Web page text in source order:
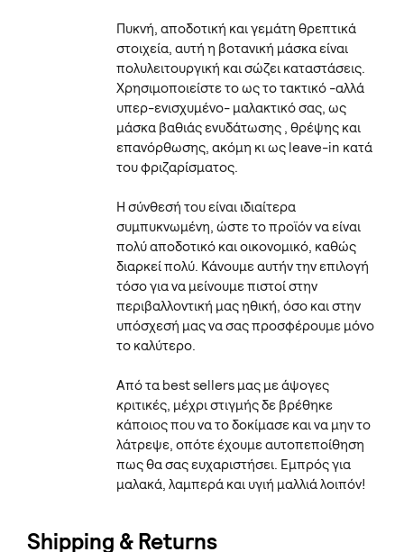
Πυκνή, αποδοτική και γεμάτη θρεπτικά
στοιχεία, αυτή η βοτανική μάσκα είναι
πολυλειτουργική και σώζει καταστάσεις.
Χρησιμοποιείστε το ως το τακτικό -αλλά
υπερ-ενισχυμένο- μαλακτικό σας, ως
μάσκα βαθιάς ενυδάτωσης , θρέψης και
επανόρθωσης, ακόμη κι ως leave-in κατά
του φριζαρίσματος.
Η σύνθεσή του είναι ιδιαίτερα
συμπυκνωμένη, ώστε το προϊόν να είναι
πολύ αποδοτικό και οικονομικό, καθώς
διαρκεί πολύ. Κάνουμε αυτήν την επιλογή
τόσο για να μείνουμε πιστοί στην
περιβαλλοντική μας ηθική, όσο και στην
υπόσχεσή μας να σας προσφέρουμε μόνο
το καλύτερο.
Από τα best sellers μας με άψογες
κριτικές, μέχρι στιγμής δε βρέθηκε
κάποιος που να το δοκίμασε και να μην το
λάτρεψε, οπότε έχουμε αυτοπεποίθηση
πως θα σας ευχαριστήσει. Εμπρός για
μαλακά, λαμπερά και υγιή μαλλιά λοιπόν!
Shipping & Returns